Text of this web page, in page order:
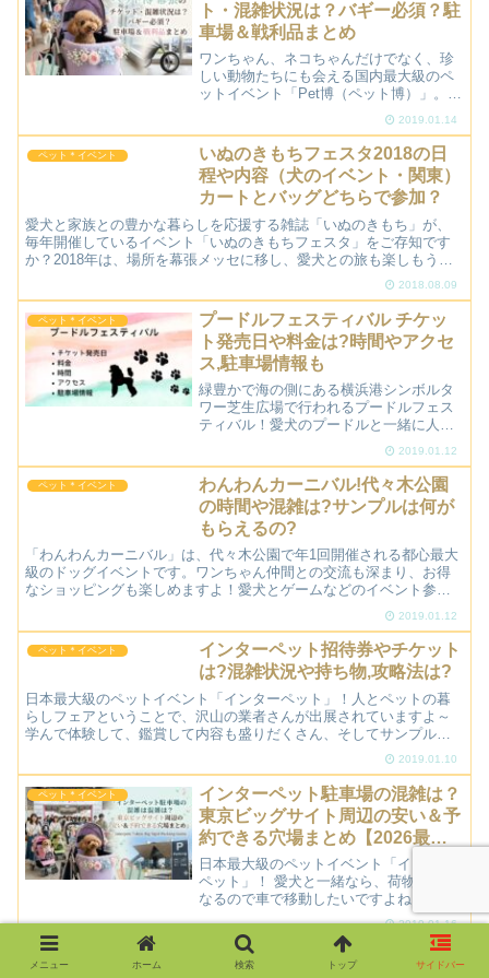
ト・混雑状況は？バギー必須？駐
車場＆戦利品まとめ
ワンちゃん、ネコちゃんだけでなく、珍
しい動物たちにも会える国内最大級のペ
ットイベント「Pet博（ペット博）」。し
つけ教室や運動会、そして何より「ペッ
トグッズの爆買い」を楽しみにしている
飼い主さんも多いですよね！今回は、
2026年GWに開催さ...
2019.01.14
ペット＊イベント
いぬのきもちフェスタ2018の日
程や内容（犬のイベント・関東）
カートとバッグどちらで参加？
愛犬と家族との豊かな暮らしを応援する雑誌「いぬのきもち」が、
毎年開催しているイベント「いぬのきもちフェスタ」をご存知です
か？2018年は、場所を幕張メッセに移し、愛犬との旅も楽しもう！
2018.08.09
ペット＊イベント
プードルフェスティバル チケッ
ト発売日や料金は?時間やアクセ
ス,駐車場情報も
緑豊かで海の側にある横浜港シンボルタ
ワー芝生広場で行われるプードルフェス
ティバル！愛犬のプードルと一緒に人気
のドッグヨガやドッグレースなど様々な
イベントに参加してみませんか？自然の
中でのドッグヨガはとても癒やされるの
ではないでしょうか！また...
2019.01.12
ペット＊イベント
わんわんカーニバル!代々木公園
の時間や混雑は?サンプルは何が
もらえるの?
「わんわんカーニバル」は、代々木公園で年1回開催される都心最大
級のドッグイベントです。ワンちゃん仲間との交流も深まり、お得
なショッピングも楽しめますよ！愛犬とゲームなどのイベント参加
は、いい思い出となりますよね♪そこで、わんわんカーニバル2...2019.01.12
ペット＊イベント
インターペット招待券やチケット
は?混雑状況や持ち物,攻略法は?
日本最大級のペットイベント「インターペット」！人とペットの暮
らしフェアということで、沢山の業者さんが出展されていますよ～
学んで体験して、鑑賞して内容も盛りだくさん、そしてサンプルも
沢山いただけるので、とっても嬉しいイベントですね。そこで、2019.01.10
ペット＊イベント
インターペット駐車場の混雑は？
東京ビッグサイト周辺の安い＆予
約できる穴場まとめ【2026最
新】
日本最大級のペットイベント「インター
ペット」！ 愛犬と一緒なら、荷物も多く
なるので車で移動したいですよね。しか
し、インターペットは「国内で最も駐車
場確保が難しい」といわれるイベントの
ひとつ。以前は定番だった「ヴィーナス
フォート周辺に停めてバ...
2019.01.16
メニュー ホーム 検索 トップ サイドバー